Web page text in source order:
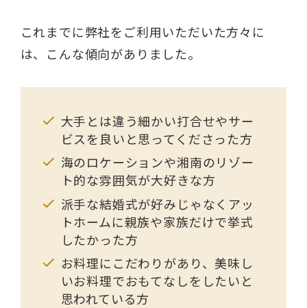
これまでに弊社をご利用いただいた方々に
は、こんな傾向がありました。
大手とは違う細かい打合せやサー
ビスを良いと思ってくださった方
海のロケーションや湘南のリゾー
ト的な雰囲気が大好きな方
派手な結婚式が好みじゃなくアッ
トホームに親族や家族だけで挙式
したかった方
お料理にこだわりがあり、美味し
いお料理でおもてなしをしたいと
思われている方